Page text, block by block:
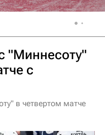
"Миннесоту"
с
в четвертом матче